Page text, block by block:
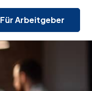
Für Arbeitgeber